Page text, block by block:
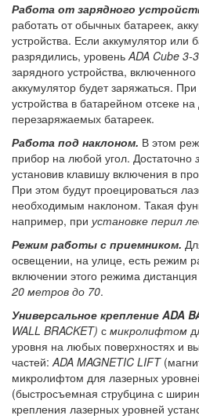
Работа от зарядного
работать от обычных батареек,
устройства. Если аккумулятор или
разрядились, уровеньADA Cube 3-
зарядного устройства,
аккумулятор будет заряжаться.
устройства в батарейном отсеке
перезаряжаемых батареек.
Работа под наклоном. В этом
прибор на любой угол. Достаточно
установив клавишу включения в
При этом будут проецироваться
необходимым наклоном. Такая
например, при установке перил
Режим работы с приемником.
освещении, на улице, есть режим
включении этого режима
20 метров до 70.
Универсальное крепление ADA
WALL BRACKET) с микролифтом
уровня на любых поверхностях и
частей:ADA MAGNETIC LIFT(
микролифтом для лазерных
(быстросъемная струбцина с
крепления лазерных уровней